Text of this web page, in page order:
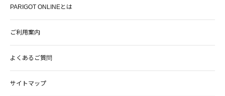
PARIGOT ONLINEとは
ご利用案内
よくあるご質問
サイトマップ